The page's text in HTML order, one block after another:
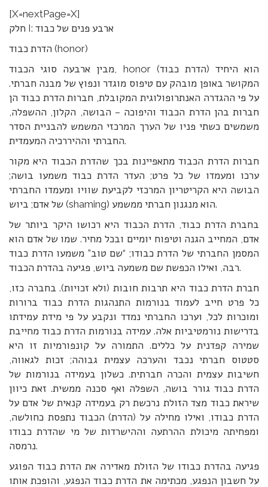
[X=nextPage=X]
חלק I: ארבע פנים של כבוד
הדרת כבוד (honor)
מבין ארבעה סוגי הכבוד, honor (הדרת כבוד) הוא היחיד
המקושר באופן מובהק עם טיפוס מוגדר ונפוץ של מבנה חברתי.
על פי ההגדרה האנתרופולוגית המקובלת, חברות הדרת כבוד הן
חברות בהן הדרת הכבוד והיפוכה – הבושה, הקלון, ההשפלה,
משמשים כשתי פניו של הערך המרכזי המשמש להבניית הסדר
החברתי וההיררכיה המעמדית.
חברות הדרת הכבוד מתאפיינות בכך שהדרת הכבוד היא מקור
ערכו ומעמדו של כל פרט; העדר הדרת כבוד משמעו בושה;
הבושה היא הקריטריון המרכזי לקביעת שוויו ומעמדו החברתי
של אדם; ביוש (shaming) הוא מנגנון חברתי ממשמע.
בחברת הדרת כבוד, הדרת הכבוד היא רכושו היקר ביותר של
אדם, המחייב הגנה וטיפוח יומיים ובכל מחיר. שמו של אדם הוא
המסמן החברתי של הדרת כבודו; “שם טוב” משמעו הדרת כבוד
רבה, ואילו הכפשת שם משמעה ביוש, פגיעה בהדרת הכבוד.
חברת הדרת כבוד היא תרבות חובות (ולא זכויות). בחברה כזו,
כל פרט חייב לעמוד בנורמות התנהגות הדרת כבוד ברורות
ומוכרות לכל, וערכו החברתי נמדד ונקבע על פי מידת עמידתו
בדרישות נורמטיביות אלה. עמידה בנורמות הדרת כבוד מחייבת
שמירה קפדנית על כללים. התמורה על קונפורמיות זו היא
סטטוס חברתי נכבד והערכה עצמית גבוהה; זכות לגאווה,
חשיבות עצמית והכרה חברתית. כשלון בעמידה בנורמות של
הדרת כבוד גורר בושה, השפלה ואף סכנה ממשית. זאת כיוון
שיראת כבוד מצד הזולת נרכשת רק בעמידה קנאית של אדם על
הדרת כבודו, ואילו מחילה על (הדרת) הכבוד נתפסת כחולשה,
ומפחיתה מיכולת ההרתעה וההישרדות של מי שהדרת כבודו
נרמסה.
פגיעה בהדרת כבודו של הזולת מאדירה את הדרת כבוד הפוגע
על חשבון הנפגע, מכתימה את הדרת כבוד הנפגע, והופכת אותו